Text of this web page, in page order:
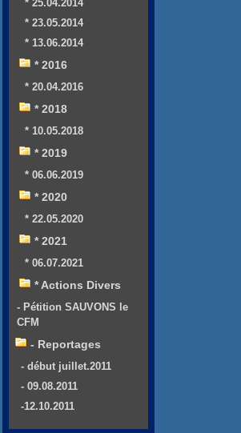
* 25.04.2014
* 23.05.2014
* 13.06.2014
* 2016
* 20.04.2016
* 2018
* 10.05.2018
* 2019
* 06.06.2019
* 2020
* 22.05.2020
* 2021
* 06.07.2021
* Actions Divers
- Pétition SAUVONS le
CFM
- Reportages
- début juillet.2011
- 09.08.2011
-12.10.2011